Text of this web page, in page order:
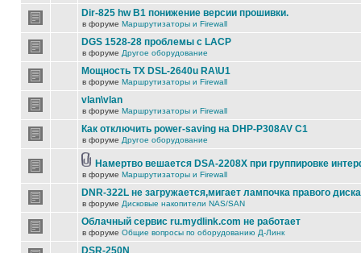
Dir-825 hw B1 понижение версии прошивки.
в форуме Маршрутизаторы и Firewall
DGS 1528-28 проблемы с LACP
в форуме Другое оборудование
Мощность TX DSL-2640u RA\U1
в форуме Маршрутизаторы и Firewall
vlan\vlan
в форуме Маршрутизаторы и Firewall
Как отключить power-saving на DHP-P308AV C1
в форуме Другое оборудование
Намертво вешается DSA-2208X при группировке
в форуме Маршрутизаторы и Firewall
DNR-322L не загружается,мигает лампочка правого диска
в форуме Дисковые накопители NAS/SAN
Облачный сервис ru.mydlink.com не работает
в форуме Общие вопросы по оборудованию Д-Линк
DSR-250N